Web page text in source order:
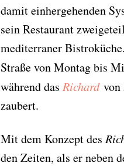
damit einhergehenden
sein Restaurant
mediterraner
Straße von Montag bis
während das Richard von
zaubert.
Mit dem Konzept des
den Zeiten, als er neben